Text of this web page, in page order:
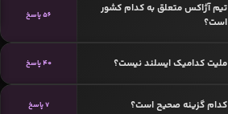
تیم آژاکس متعلق به کدام کشور
است؟
56 پاسخ
ملیت کدامیک ایسلند نیست؟ 40 پاسخ
کدام گزینه صحیح است؟ 7 پاسخ